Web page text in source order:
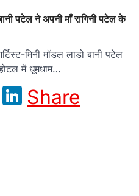
पटेल ने अपनी माँ रागिनी पटेल के
मिनी मॉडल लाडो बानी पटेल
में धूमधाम…
EmailLinkedIn
Share